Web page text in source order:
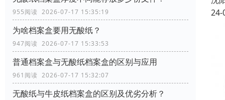
955阅读 2026-07-17 15:35:19
为啥档案盒要用无酸纸？
947阅读 2026-07-17 15:33:53
普通档案盒与无酸纸档案盒的区别与应用
961阅读 2026-07-17 15:32:07
无酸纸与牛皮纸档案盒的区别及优劣分析？
24-